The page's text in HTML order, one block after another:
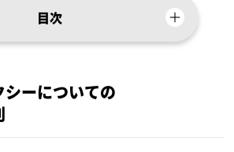
目次
ーについての